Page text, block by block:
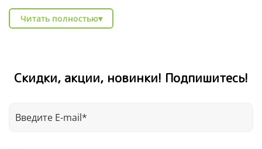
серии «Умные книжки», энциклопедии в сказках
Художественные серии
Книги для школьников— тренажёры, рабочие
В каталоге Clever легко найти подарок на любой случай:
Читать полностью▾
Скидки, акции, новинки! Подпишитесь!